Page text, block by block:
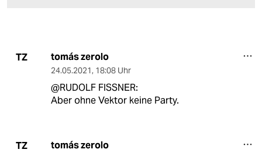
TZ tomás zerolo
24.05.2021, 18:08 Uhr
@RUDOLF FISSNER:
Aber ohne Vektor keine Party.
TZ tomás zerolo